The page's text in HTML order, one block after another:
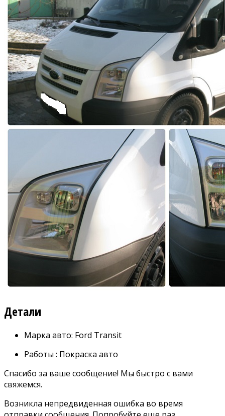
Детали
Марка авто: Ford Transit
Работы : Покраска авто
Спасибо за ваше сообщение! Мы быстро с вами
свяжемся.
Возникла непредвиденная ошибка во время